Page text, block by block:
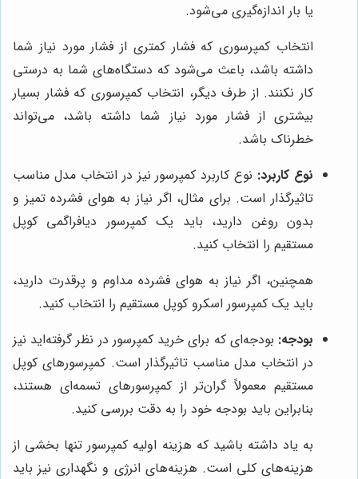
یا بار اندازه‌گیری می‌شود.
انتخاب کمپرسوری که فشار کمتری از فشار مورد نیاز شما
داشته باشد، باعث می‌شود که دستگاه‌های شما به درستی
کار نکنند. از طرف دیگر، انتخاب کمپرسوری که فشار بسیار
بیشتری از فشار مورد نیاز شما داشته باشد، می‌تواند
خطرناک باشد.
نوع کاربرد: نوع کاربرد کمپرسور نیز در انتخاب مدل مناسب
تاثیرگذار است. برای مثال، اگر نیاز به هوای فشرده تمیز و
بدون روغن دارید، باید یک کمپرسور دیافراگمی کوپل
مستقیم را انتخاب کنید.
همچنین، اگر نیاز به هوای فشرده مداوم و پرقدرت دارید،
باید یک کمپرسور اسکرو کوپل مستقیم را انتخاب کنید.
بودجه: بودجه‌ای که برای خرید کمپرسور در نظر گرفته‌اید نیز
در انتخاب مدل مناسب تاثیرگذار است. کمپرسورهای کوپل
مستقیم معمولاً گران‌تر از کمپرسورهای تسمه‌ای هستند،
بنابراین باید بودجه خود را به دقت بررسی کنید.
به یاد داشته باشید که هزینه اولیه کمپرسور تنها بخشی از
هزینه‌های کلی است. هزینه‌های انرژی و نگهداری نیز باید